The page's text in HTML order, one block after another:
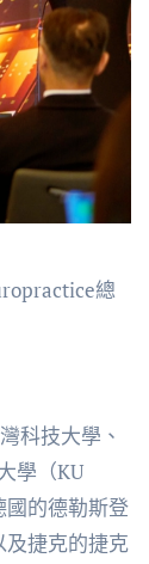
總
科技大學、
學（KU
的德勒斯登
及捷克的捷克